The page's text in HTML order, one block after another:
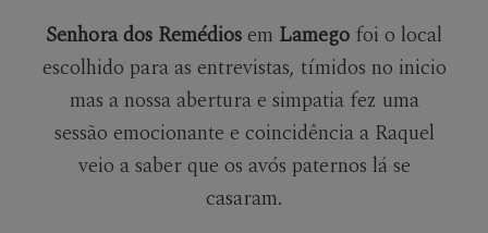
Senhora dos Remédiosem Lamego foi o local
escolhido para as entrevistas, tímidos no inicio
mas a nossa abertura e simpatia fez uma
sessão emocionante e coincidência a Raquel
veio a saber que os avós paternos lá se
casaram.